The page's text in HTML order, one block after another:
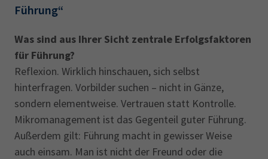
Führung“
Was sind aus Ihrer Sicht zentrale Erfolgsfaktoren
für Führung?
Reflexion. Wirklich hinschauen, sich selbst
hinterfragen. Vorbilder suchen – nicht in Gänze,
sondern elementweise. Vertrauen statt Kontrolle.
Mikromanagement ist das Gegenteil guter Führung.
Außerdem gilt: Führung macht in gewisser Weise
auch einsam. Man ist nicht der Freund oder die